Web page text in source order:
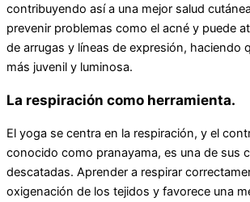
contribuyendo así a una mejor salud
prevenir problemas como el acné y puede
de arrugas y líneas de expresión, haciendo
más juvenil y luminosa.
La respiración como herramienta.
El yoga se centra en la respiración, y el
conocido como pranayama, es una de sus
descatadas. Aprender a respirar
oxigenación de los tejidos y favorece una